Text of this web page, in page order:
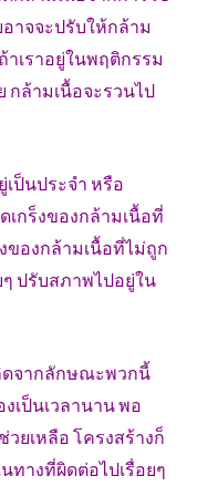
อาจจะปรับให้กล้าม
เราอยู่ในพฤติกรรม
กล้ามเนื้อจะรวนไป
ป็นประจำ หรือ
กร็งของกล้ามเนื้อที่
ของกล้ามเนื้อที่ไม่ถูก
ปรับสภาพไปอยู่ใน
ดจากลักษณะพวกนี้
เป็นเวลานาน พอ
ยเหลือ โครงสร้างก็
ทางที่ผิดต่อไปเรื่อยๆ